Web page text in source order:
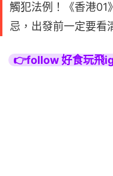
觸犯法例！《香港01
忌，出發前一定要看
👉follow 好食玩飛